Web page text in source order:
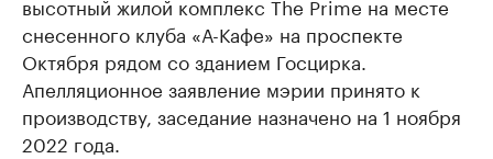
высотный жилой комплекс The Prime на месте
снесенного клуба «А-Кафе» на проспекте
Октября рядом со зданием Госцирка.
Апелляционное заявление мэрии принято к
производству, заседание назначено на 1 ноября
2022 года.